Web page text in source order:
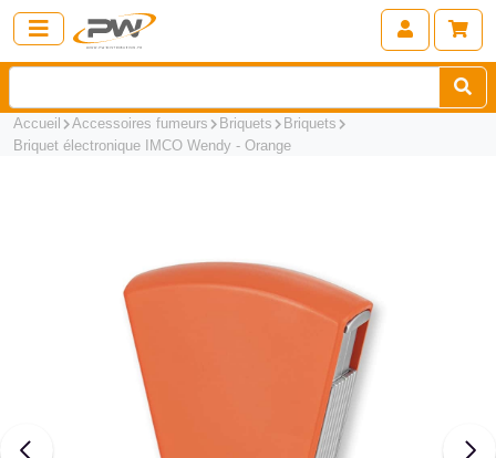
Accueil Accessoires fumeurs Briquets
Briquets
Briquet électronique IMCO Wendy - Orange